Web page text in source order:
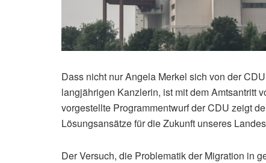
Dass nicht nur Angela Merkel sich von der
langjährigen Kanzlerin, ist mit dem Amtsantritt
vorgestellte Programmentwurf der CDU zeigt
Lösungsansätze für die Zukunft unseres
Der Versuch, die Problematik der Migration in